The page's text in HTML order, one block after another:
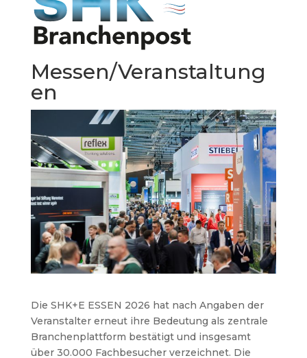
Messen/Veranstaltung
en
Die SHK+E ESSEN 2026 hat nach Angaben der
Veranstalter erneut ihre Bedeutung als zentrale
Branchenplattform bestätigt und insgesamt
über 30.000 Fachbesucher verzeichnet. Die